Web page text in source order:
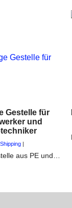
Gestelle für
und